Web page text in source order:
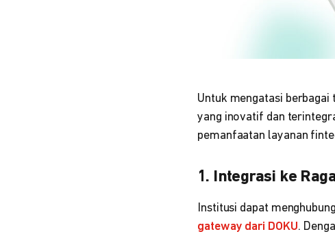
Untuk mengatasi
yang inovatif dan
pemanfaatan layanan
1. Integrasi ke
Institusi dapat
gateway dari DOKU.